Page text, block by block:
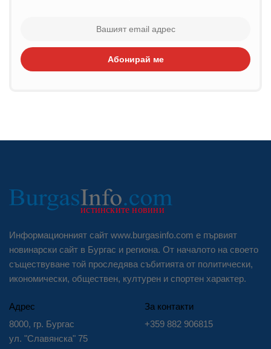
Абонирай ме
Информационният сайт www.burgasinfo.com е първият
новинарски сайт в Бургас и региона. От началото на своето
съществуване той проследява събитията от политически,
икономически, обществен, културен и спортен характер.
Адрес
8000, гр. Бургас
ул. "Славянска" 75
За контакти
+359 882 906815